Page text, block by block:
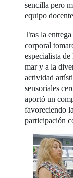
sencilla pero
equipo
Tras la
corporal
especialista
mar y a la
actividad
sensoriales
aportó un
favoreciendo
participación